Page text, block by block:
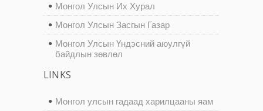
Монгол Улсын Их Хурал
Монгол Улсын Засгын Газар
Монгол Улсын Үндэсний аюулгүй
байдлын зөвлөл
LINKS
Монгол улсын гадаад харилцааны яам